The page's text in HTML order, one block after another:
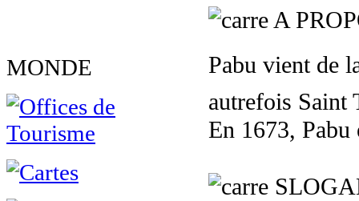
MONDE
A
Pabu vient de
autrefois Saint
En 1673, Pabu